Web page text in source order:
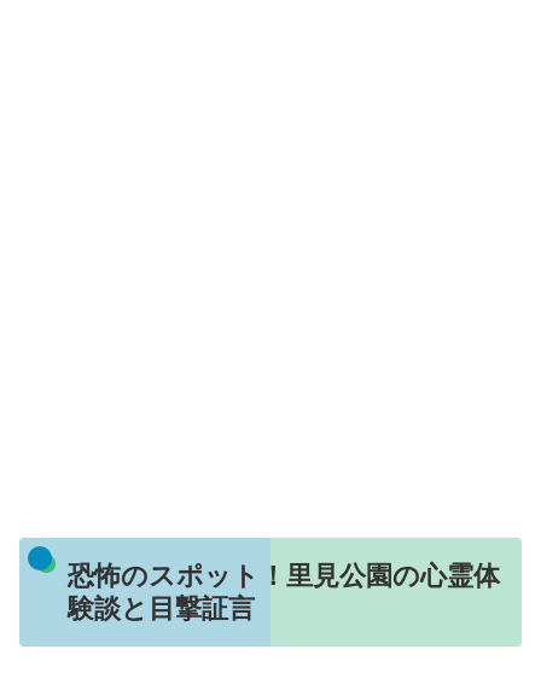
恐怖のスポット！里見公園の心霊体
験談と目撃証言